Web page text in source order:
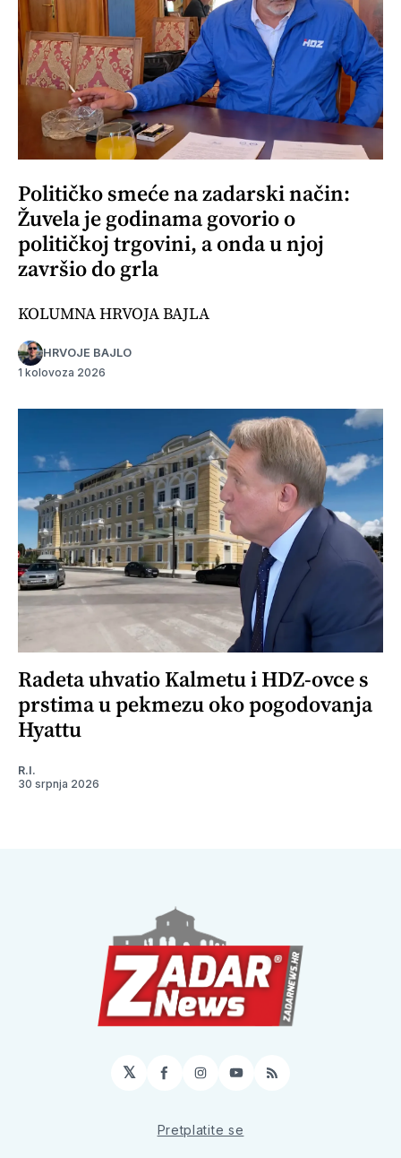
Političko smeće na zadarski način:
Žuvela je godinama govorio o
političkoj trgovini, a onda u njoj
završio do grla
KOLUMNA HRVOJA BAJLA
HRVOJE BAJLO
1 kolovoza 2026
Radeta uhvatio Kalmetu i HDZ-ovce s
prstima u pekmezu oko pogodovanja
Hyattu
R.I.
30 srpnja 2026
𝕏 Facebook
Instagram
YouTube
RSS
Pretplatite se